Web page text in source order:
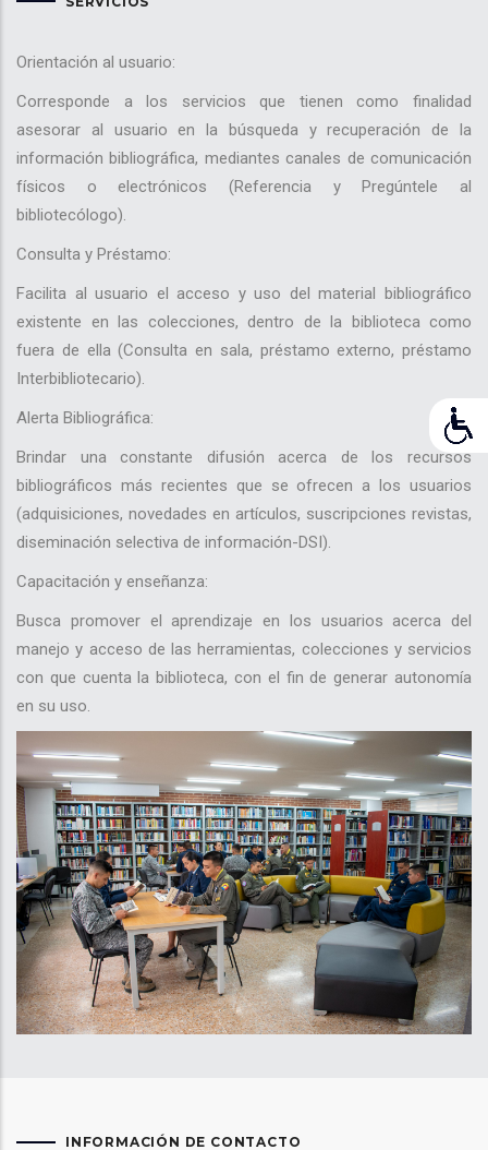
Orientación al usuario:
Corresponde a los servicios que tienen como finalidad
asesorar al usuario en la búsqueda y recuperación de la
información bibliográfica, mediantes canales de comunicación
físicos o electrónicos (Referencia y Pregúntele al
bibliotecólogo).
Consulta y Préstamo:
Facilita al usuario el acceso y uso del material bibliográfico
existente en las colecciones, dentro de la biblioteca como
fuera de ella (Consulta en sala, préstamo externo, préstamo
Interbibliotecario).
Alerta Bibliográfica:
Brindar una constante difusión acerca de los recursos
bibliográficos más recientes que se ofrecen a los usuarios
(adquisiciones, novedades en artículos, suscripciones revistas,
diseminación selectiva de información-DSI).
Capacitación y enseñanza:
Busca promover el aprendizaje en los usuarios acerca del
manejo y acceso de las herramientas, colecciones y servicios
con que cuenta la biblioteca, con el fin de generar autonomía
en su uso.
INFORMACIÓN DE CONTACTO